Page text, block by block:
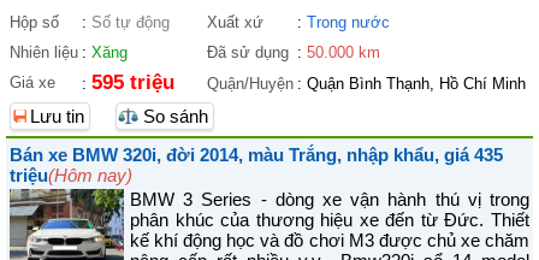
Hộp số : Số tự động Xuất xứ : Trong nước
Nhiên liệu : Xăng Đã sử dụng : 50.000 km
Giá xe
: 595 triệu Quận/Huyện : Quận Bình Thạnh, Hồ Chí Minh
Lưu tin
So sánh
Bán xe BMW 320i, đời 2014, màu Trắng, nhập khẩu, giá 435
triệu(Hôm nay)
BMW 3 Series - dòng xe vận hành thú vị trong
phân khúc của thương hiệu xe đến từ Đức. Thiết
kế khí động học và đồ chơi M3 được chủ xe chăm